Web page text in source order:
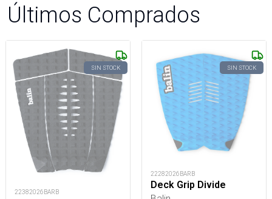
Últimos Comprados
SIN STOCK
22382026BARB
SIN STOCK
22282026BARB
Deck Grip Divide